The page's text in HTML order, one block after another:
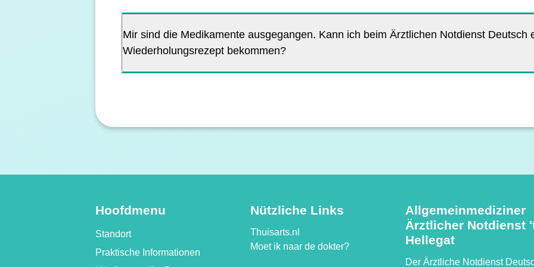
Mir sind die Medikamente ausgegangen. Kann ich beim Ärztlichen Notdienst Deutsch
Wiederholungsrezept bekommen?
Hoofdmenu
Standort
Praktische Informationen
Nützliche Links
Thuisarts.nl
Moet ik naar de dokter?
Allgemeinmediziner
Ärztlicher Notdienst
Hellegat
Der Ärztliche Notdienst